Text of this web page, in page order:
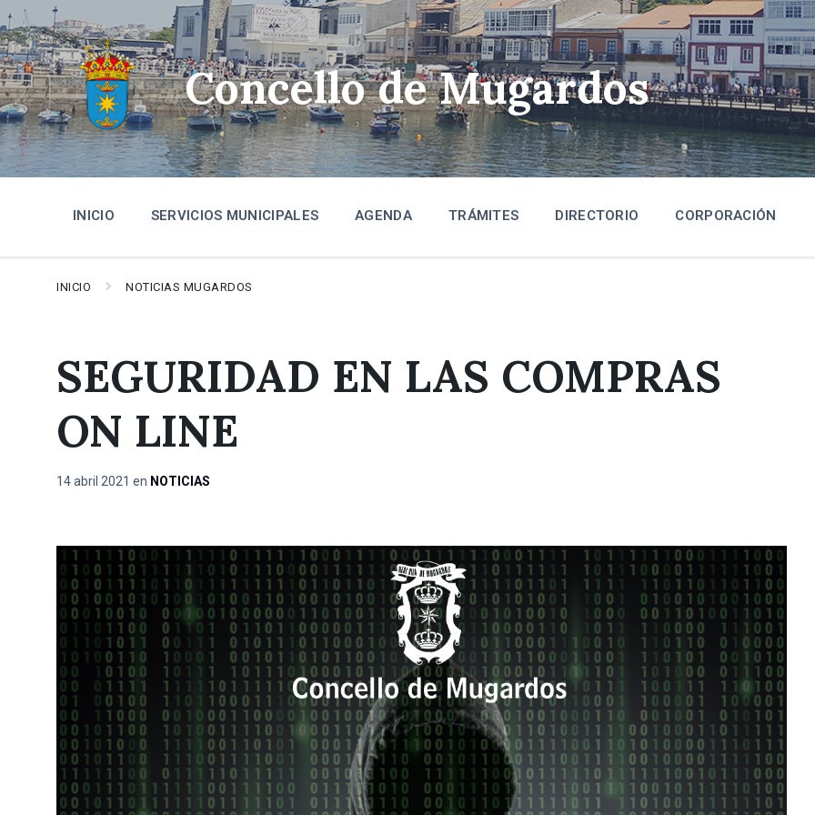
Skip
to
content
Skip
to
main
navigation
Skip
to
footer
Concello de Mugardos
INICIO SERVICIOS MUNICIPALES AGENDA TRÁMITES DIRECTORIO CORPORACIÓN
INICIO NOTICIAS MUGARDOS
SEGURIDAD EN LAS COMPRAS
ON LINE
14 abril 2021 en NOTICIAS